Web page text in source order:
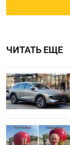
ЧИТАТЬ ЕЩЕ